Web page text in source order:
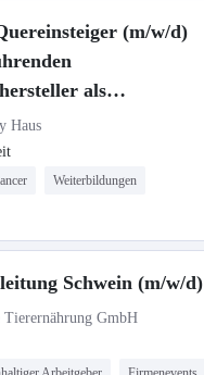
(m/w/d)
als
Gebietsleiter
Haus
Weiterbildungen
Schwein (m/w/d)
Tierernährung GmbH